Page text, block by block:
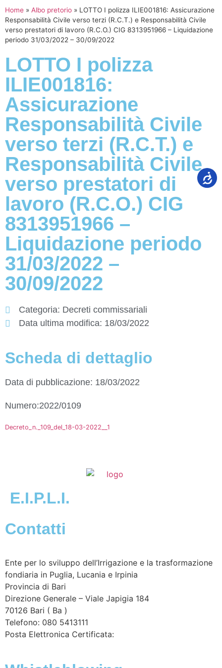
Home » Albo pretorio » LOTTO I polizza ILIE001816: Assicurazione
Responsabilità Civile verso terzi (R.C.T.) e Responsabilità Civile
verso prestatori di lavoro (R.C.O.) CIG 8313951966 – Liquidazione
periodo 31/03/2022 – 30/09/2022
LOTTO I polizza
ILIE001816:
Assicurazione
Responsabilità Civile
verso terzi (R.C.T.) e
Responsabilità Civile
verso prestatori di
lavoro (R.C.O.) CIG
8313951966 –
Liquidazione periodo
31/03/2022 –
30/09/2022
Categoria: Decreti commissariali
Data ultima modifica: 18/03/2022
Scheda di dettaglio
Data di pubblicazione: 18/03/2022
Numero:2022/0109
Decreto_n._109_del_18-03-2022__1
E.I.P.L.I.
Contatti
Ente per lo sviluppo dell’Irrigazione e la trasformazione
fondiaria in Puglia, Lucania e Irpinia
Provincia di Bari
Direzione Generale – Viale Japigia 184
70126 Bari ( Ba )
Telefono: 080 5413111
Posta Elettronica Certificata: